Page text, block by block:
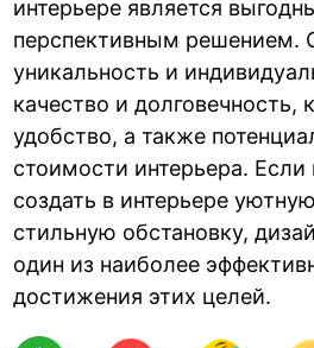
интерьере является
перспективным решением.
уникальность и
качество и долговечность,
удобство, а также
стоимости интерьера.
создать в интерьере
стильную обстановку,
один из наиболее
достижения этих целей.